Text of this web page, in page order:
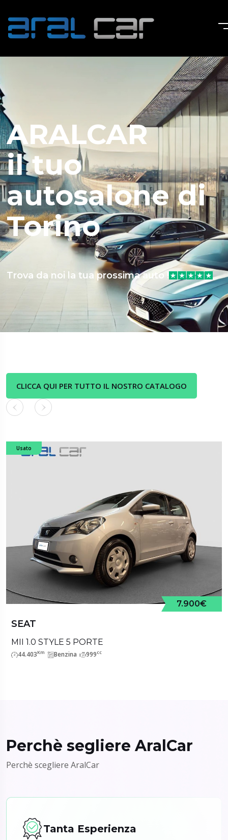
ARALCAR
il tuo
autosalone di
Torino
Trova da noi la tua prossima auto !
CLICCA QUI PER TUTTO IL NOSTRO CATALOGO
Usato
7.900€
SEAT
MII 1.0 STYLE 5 PORTE
44.403Km Benzina 999cc
Perchè segliere AralCar
Perchè scegliere AralCar
Tanta Esperienza